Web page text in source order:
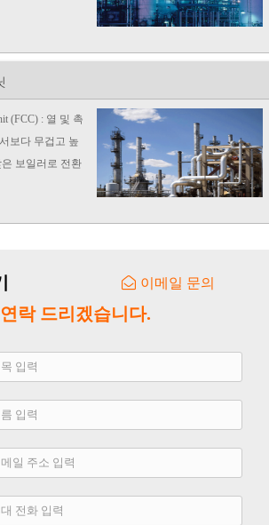
(FCC) : 열 및 촉
보다 무겁고 높
보일러로 전환
이메일 문의
락 드리겠습니다.